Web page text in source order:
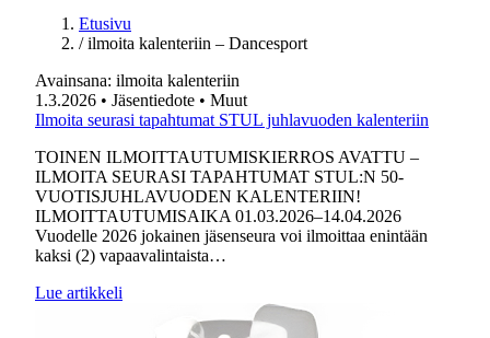
Etusivu
/ ilmoita kalenteriin – Dancesport
Avainsana: ilmoita kalenteriin
1.3.2026 • Jäsentiedote • Muut
Ilmoita seurasi tapahtumat STUL juhlavuoden kalenteriin
TOINEN ILMOITTAUTUMISKIERROS AVATTU –
ILMOITA SEURASI TAPAHTUMAT STUL:N 50-
VUOTISJUHLAVUODEN KALENTERIIN!
ILMOITTAUTUMISAIKA 01.03.2026–14.04.2026
Vuodelle 2026 jokainen jäsenseura voi ilmoittaa enintään
kaksi (2) vapaavalintaista…
Lue artikkeli